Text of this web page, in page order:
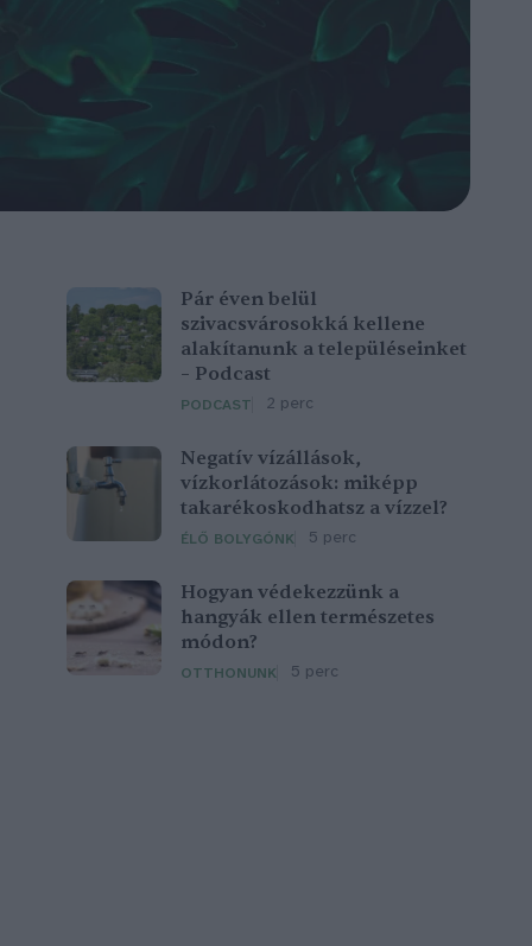
Pár éven belül
szivacsvárosokká kellene
alakítanunk a településeinket
– Podcast
PODCAST 2 perc
Negatív vízállások,
vízkorlátozások: miképp
takarékoskodhatsz a vízzel?
ÉLŐ BOLYGÓNK 5 perc
Hogyan védekezzünk a
hangyák ellen természetes
módon?
OTTHONUNK 5 perc